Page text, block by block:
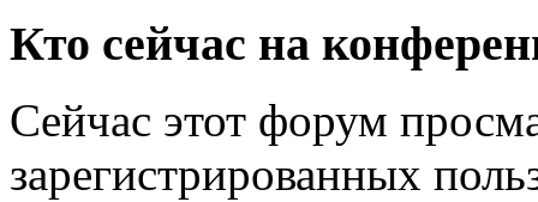
Кто сейчас на
Сейчас этот форум
зарегистрированных